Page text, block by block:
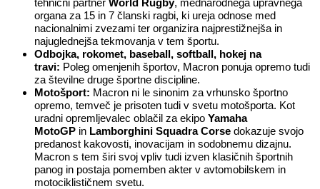
organa za 15 in 7 članski ragbi, ki ureja odnose med
nacionalnimi zvezami ter organizira najprestižnejša in
najuglednejša tekmovanja v tem športu.
Odbojka, rokomet, baseball, softball, hokej na
travi: Poleg omenjenih športov, Macron ponuja opremo tudi
za številne druge športne discipline.
Motošport: Macron ni le sinonim za vrhunsko športno
opremo, temveč je prisoten tudi v svetu motošporta. Kot
uradni opremljevalec oblačil za ekipo Yamaha
MotoGP in Lamborghini Squadra Corse dokazuje svojo
predanost kakovosti, inovacijam in sodobnemu dizajnu.
Macron s tem širi svoj vpliv tudi izven klasičnih športnih
panog in postaja pomemben akter v avtomobilskem in
motociklističnem svetu.